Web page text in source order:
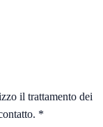
il trattamento dei
*